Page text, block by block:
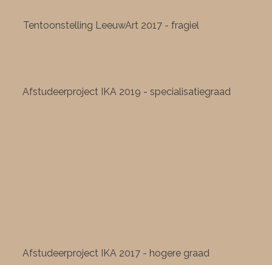
Tentoonstelling LeeuwArt 2017 - fragiel
Afstudeerproject IKA 2019 - specialisatiegraad
Afstudeerproject IKA 2017 - hogere graad